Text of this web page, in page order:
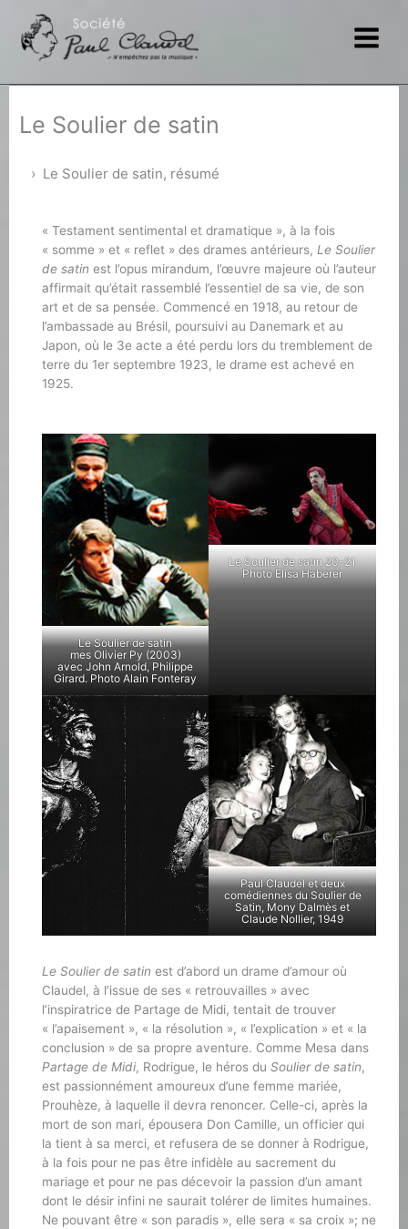
contenu
Le Soulier de satin
Le Soulier de satin, résumé
« Testament sentimental et dramatique », à la fois
« somme » et « reflet » des drames antérieurs, Le Soulier
de satin est l’opus mirandum, l’œuvre majeure où l’auteur
affirmait qu’était rassemblé l’essentiel de sa vie, de son
art et de sa pensée. Commencé en 1918, au retour de
l’ambassade au Brésil, poursuivi au Danemark et au
Japon, où le 3e acte a été perdu lors du tremblement de
terre du 1er septembre 1923, le drame est achevé en
1925.
Le Soulier de satin
mes Olivier Py (2003)
avec John Arnold, Philippe
Girard. Photo Alain Fonteray
Le Soulier de satin 20-21
Photo Elisa Haberer
Paul Claudel et deux
comédiennes du Soulier de
Satin, Mony Dalmès et
Claude Nollier, 1949
Le Soulier de satin est d’abord un drame d’amour où
Claudel, à l’issue de ses « retrouvailles » avec
l’inspiratrice de Partage de Midi, tentait de trouver
« l’apaisement », « la résolution », « l’explication » et « la
conclusion » de sa propre aventure. Comme Mesa dans
Partage de Midi, Rodrigue, le héros du Soulier de satin,
est passionnément amoureux d’une femme mariée,
Prouhèze, à laquelle il devra renoncer. Celle-ci, après la
mort de son mari, épousera Don Camille, un officier qui
la tient à sa merci, et refusera de se donner à Rodrigue,
à la fois pour ne pas être infidèle au sacrement du
mariage et pour ne pas décevoir la passion d’un amant
dont le désir infini ne saurait tolérer de limites humaines.
Ne pouvant être « son paradis », elle sera « sa croix »; ne